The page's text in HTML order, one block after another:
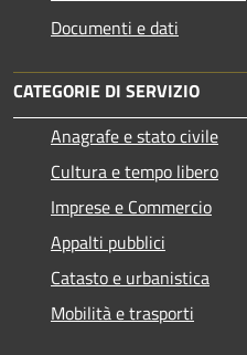
Documenti e dati
CATEGORIE DI SERVIZIO
Anagrafe e stato civile
Cultura e tempo libero
Imprese e Commercio
Appalti pubblici
Catasto e urbanistica
Mobilità e trasporti